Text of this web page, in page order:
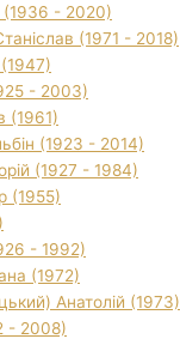
- 2020)
(1971 - 2018)
- 2003)
(1961)
(1923 - 2014)
(1927 - 1984)
(1955)
- 1992)
(1972)
Анатолій (1973)
- 2008)